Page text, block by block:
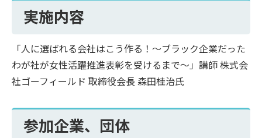
実施内容
「人に選ばれる会社はこう作る！～ブラック企業だった
わが社が女性活躍推進表彰を受けるまで～」講師 株式会
社ゴーフィールド 取締役会長 森田桂治氏
参加企業、団体